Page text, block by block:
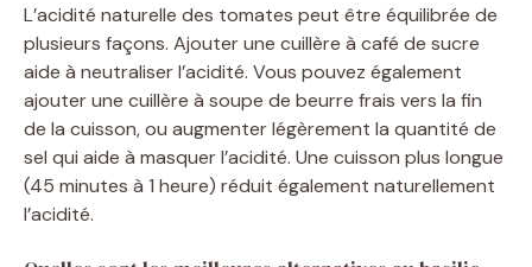
L’acidité naturelle des tomates peut être équilibrée de
plusieurs façons. Ajouter une cuillère à café de sucre
aide à neutraliser l’acidité. Vous pouvez également
ajouter une cuillère à soupe de beurre frais vers la fin
de la cuisson, ou augmenter légèrement la quantité de
sel qui aide à masquer l’acidité. Une cuisson plus longue
(45 minutes à 1 heure) réduit également naturellement
l’acidité.